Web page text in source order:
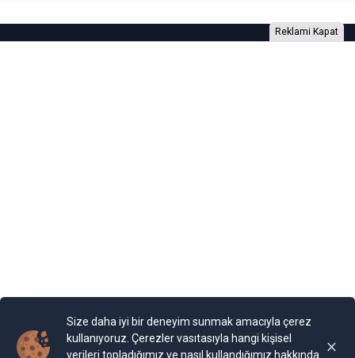
Reklami Kapat
sunulmaktadır. Burada yer alan yorum ve tavsiyeler ise genel niteliktedir. Bu
Bu nedenle, sadece burada yer alan bilgilere dayanılarak yatırım kararı
verilmesi beklentilerinize uygun sonuçlar doğurmayabilir.
Size daha iyi bir deneyim sunmak amacıyla çerez
kullanıyoruz. Çerezler vasıtasıyla hangi kişisel
verileri topladığımız ve nasıl kullandığımız hakkında